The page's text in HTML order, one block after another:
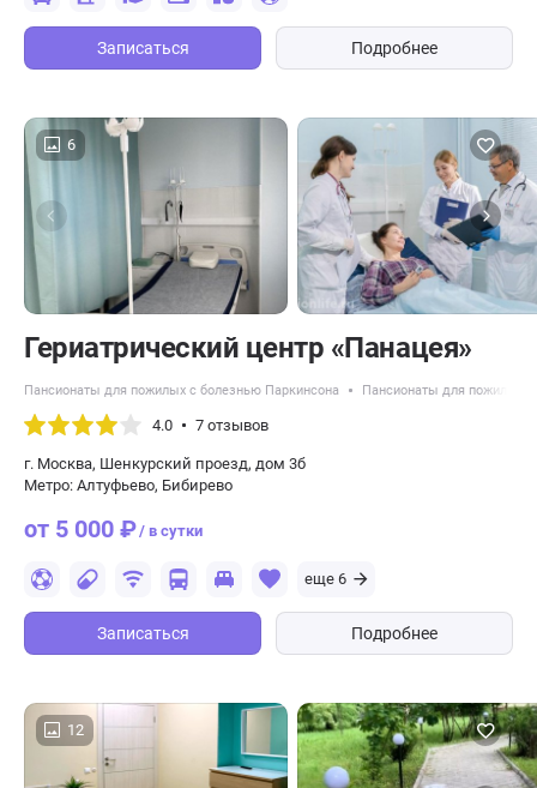
Записаться Подробнее
6
​Гериатрический центр «Панацея»
Пансионаты для пожилых с болезнью Паркинсона Пансионаты для пожилых
4.0 7 отзывов
г. Москва, Шенкурский проезд, дом 3б
Метро: Алтуфьево, Бибирево
от 5 000 ₽/ в сутки
еще 6
Записаться Подробнее
12